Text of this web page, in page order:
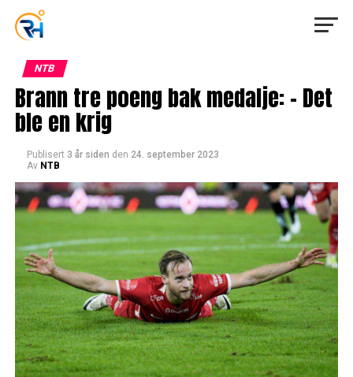
NTB
Brann tre poeng bak medalje: – Det
ble en krig
Publisert 3 år siden den 24. september 2023
Av NTB